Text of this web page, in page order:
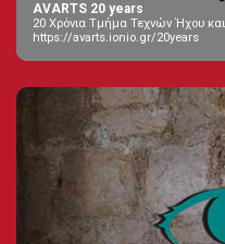
AVARTS 20 years
20 Χρόνια Τμήμα Τεχνών Ήχου και
https://avarts.ionio.gr/20years